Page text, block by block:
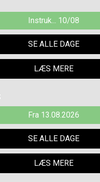
Instruk... 10/08
SE ALLE DAGE
LÆS MERE
Fra 13.08.2026
SE ALLE DAGE
LÆS MERE